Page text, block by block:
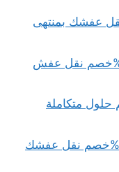
جدة للدمام بـ35% نقل عفشك بمنتهى
عفش جدة ابحر الشمالية بـ35%خصم نقل عفش
بـ35%خصم حلول متكاملة
نقل عفش من جدة الى جيزان بـ35%خصم نقل عفشك